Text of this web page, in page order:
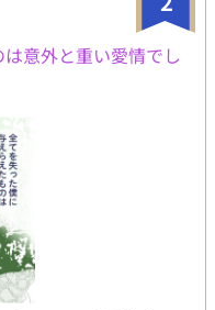
意外と重い愛情でし